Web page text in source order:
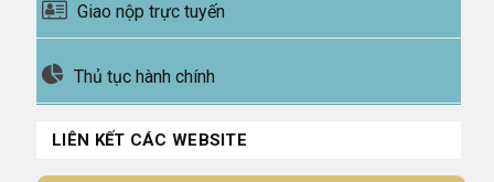
Giao nộp trực tuyến
Thủ tục hành chính
LIÊN KẾT CÁC WEBSITE